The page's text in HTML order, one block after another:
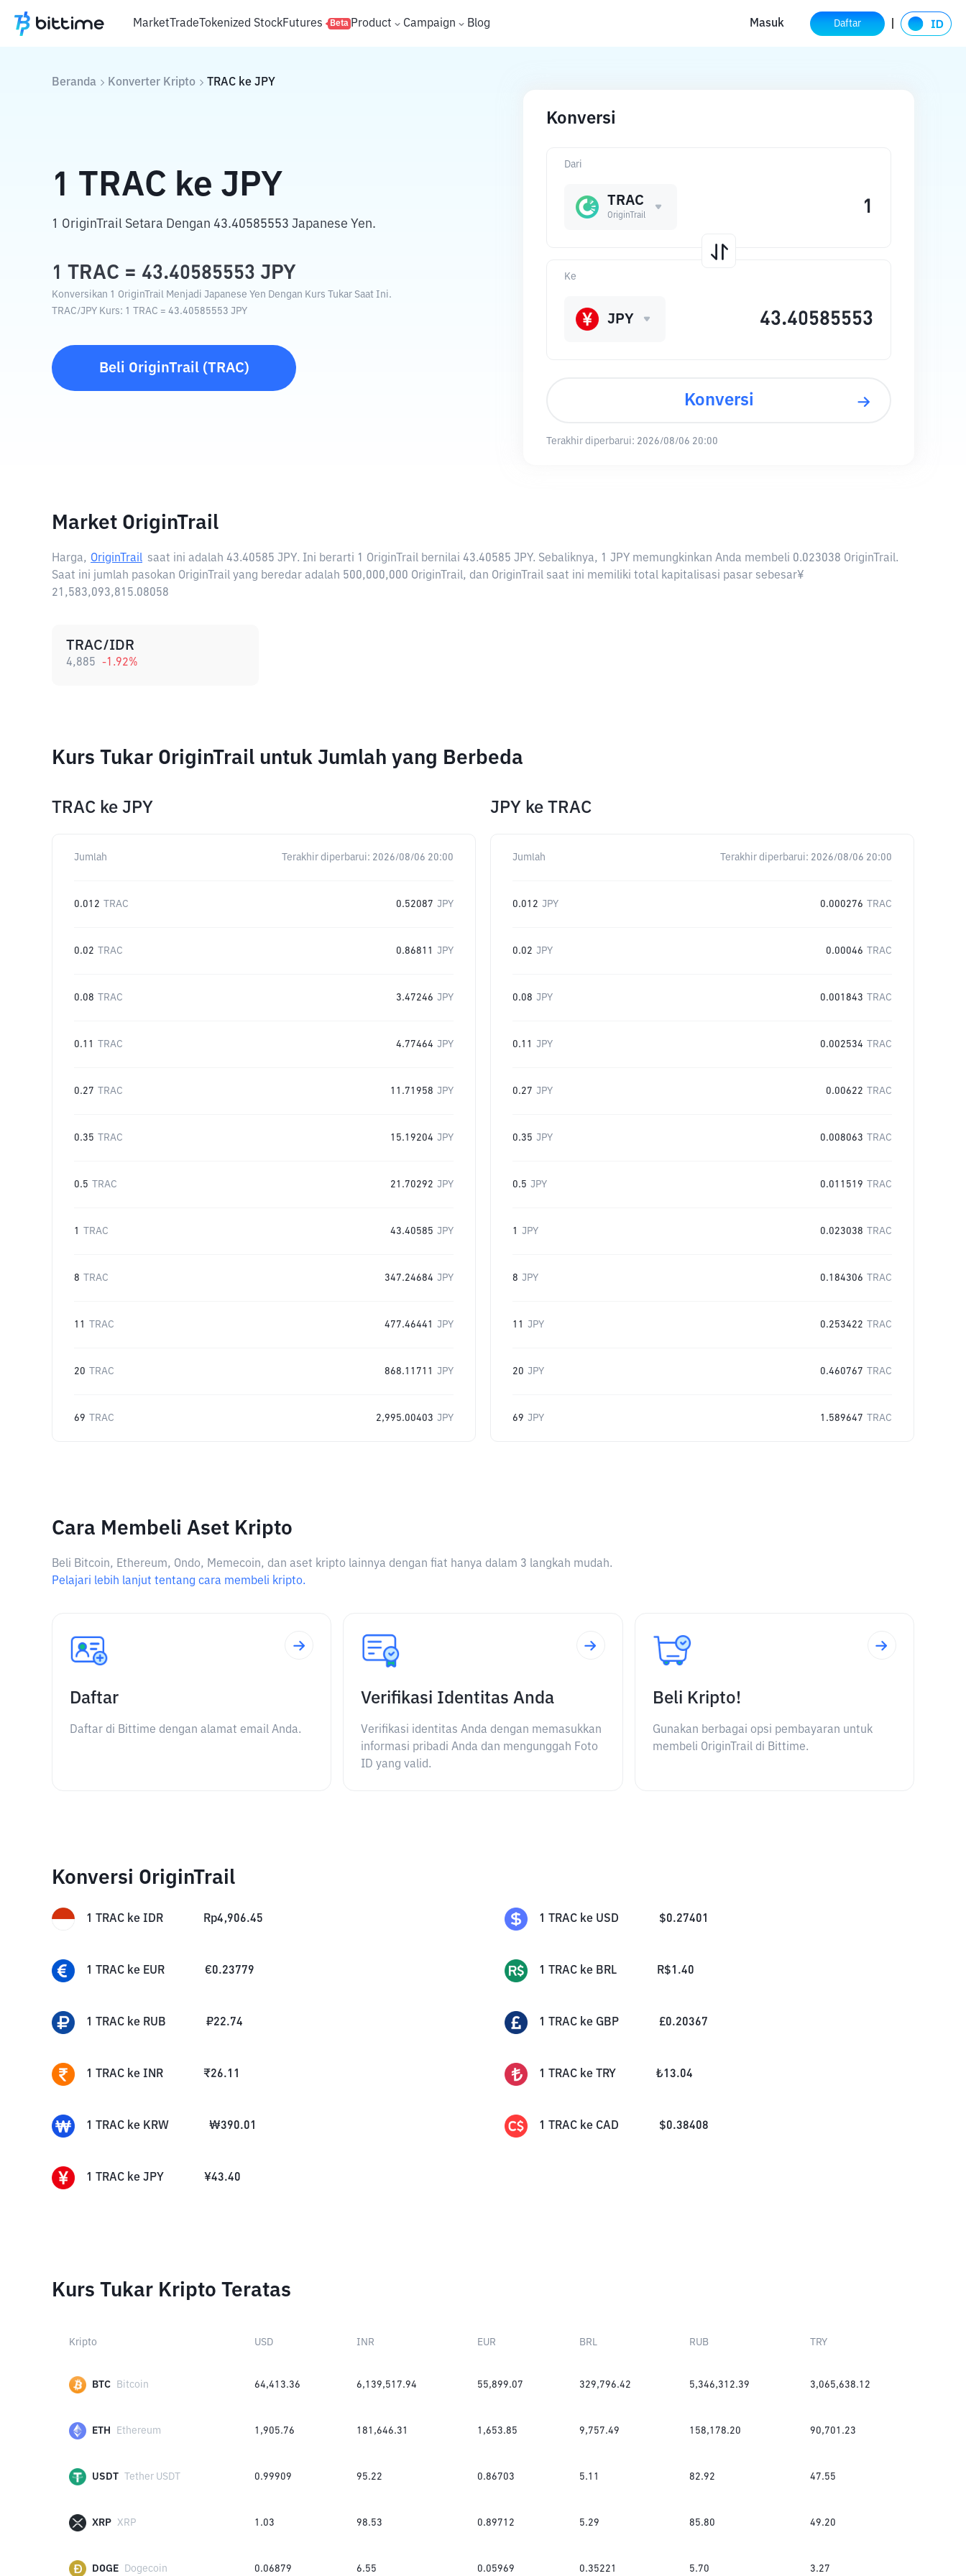
MarketTradeTokenized StockFutures Beta Product Campaign Blog Masuk Daftar
Beranda Konverter Kripto TRAC ke JPY
1 TRAC ke JPY
1 OriginTrail Setara Dengan 43.40585553 Japanese Yen.
1 TRAC = 43.40585553 JPY
Konversikan 1 OriginTrail Menjadi Japanese Yen Dengan Kurs Tukar Saat Ini.
TRAC/JPY Kurs: 1 TRAC = 43.40585553 JPY
Beli OriginTrail(TRAC)
Konversi
Dari
TRAC
OriginTrail
Ke
JPY
Konversi
Terakhir diperbarui: 2026/08/06 20:00
Market OriginTrail
Harga, OriginTrail saat ini adalah 43.40585 JPY. Ini berarti 1 OriginTrail bernilai 43.40585 JPY. Sebaliknya, 1 JPY memungkinkan Anda membeli 0.023038 OriginTrail.
Saat ini jumlah pasokan OriginTrail yang beredar adalah 500,000,000 OriginTrail, dan OriginTrail saat ini memiliki total kapitalisasi pasar sebesar¥
21,583,093,815.08058
TRAC/IDR
4,885 -1.92%
Kurs Tukar OriginTrail untuk Jumlah yang Berbeda
TRAC ke JPY
Jumlah Terakhir diperbarui: 2026/08/06 20:00
0.012 TRAC 0.52087 JPY
0.02 TRAC 0.86811 JPY
0.08 TRAC 3.47246 JPY
0.11 TRAC 4.77464 JPY
0.27 TRAC 11.71958 JPY
0.35 TRAC 15.19204 JPY
0.5 TRAC 21.70292 JPY
1 TRAC 43.40585 JPY
8 TRAC 347.24684 JPY
11 TRAC 477.46441 JPY
20 TRAC 868.11711 JPY
69 TRAC 2,995.00403 JPY
JPY ke TRAC
Jumlah Terakhir diperbarui: 2026/08/06 20:00
0.012 JPY 0.000276 TRAC
0.02 JPY 0.00046 TRAC
0.08 JPY 0.001843 TRAC
0.11 JPY 0.002534 TRAC
0.27 JPY 0.00622 TRAC
0.35 JPY 0.008063 TRAC
0.5 JPY 0.011519 TRAC
1 JPY 0.023038 TRAC
8 JPY 0.184306 TRAC
11 JPY 0.253422 TRAC
20 JPY 0.460767 TRAC
69 JPY 1.589647 TRAC
Cara Membeli Aset Kripto
Beli Bitcoin, Ethereum, Ondo, Memecoin, dan aset kripto lainnya dengan fiat hanya dalam 3 langkah mudah.
Pelajari lebih lanjut tentang cara membeli kripto.
Daftar
Daftar di Bittime dengan alamat email Anda.
Verifikasi Identitas Anda
Verifikasi identitas Anda dengan memasukkan
informasi pribadi Anda dan mengunggah Foto
ID yang valid.
Beli Kripto!
Gunakan berbagai opsi pembayaran untuk
membeli OriginTrail di Bittime.
Konversi OriginTrail
1 TRAC ke IDR Rp4,906.45 1 TRAC ke USD $0.27401
1 TRAC ke EUR €0.23779 1 TRAC ke BRL R$1.40
1 TRAC ke RUB ₽22.74 1 TRAC ke GBP £0.20367
1 TRAC ke INR ₹26.11 1 TRAC ke TRY ₺13.04
1 TRAC ke KRW ₩390.01 1 TRAC ke CAD $0.38408
1 TRAC ke JPY ¥43.40
Kurs Tukar Kripto Teratas
Kripto USD INR EUR BRL RUB TRY
BTC Bitcoin 64,413.36 6,139,517.94 55,899.07 329,796.42 5,346,312.39 3,065,638.12
ETH Ethereum 1,905.76 181,646.31 1,653.85 9,757.49 158,178.20 90,701.23
USDT Tether USDT 0.99909 95.22 0.86703 5.11 82.92 47.55
XRP XRP 1.03 98.53 0.89712 5.29 85.80 49.20
DOGE Dogecoin 0.06879 6.55 0.05969 0.35221 5.70 3.27